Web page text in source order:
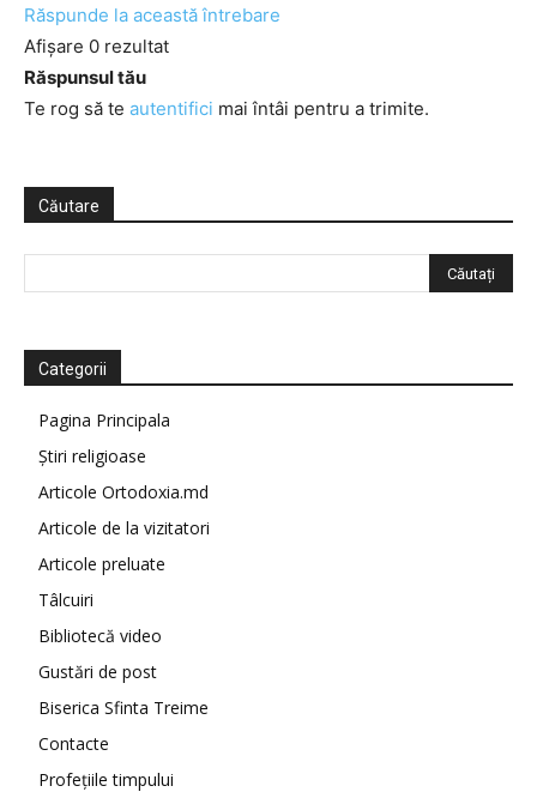
Răspunde la această întrebare
Afișare 0 rezultat
Răspunsul tău
Te rog să te autentifici mai întâi pentru a trimite.
Căutare
Categorii
Pagina Principala
Știri religioase
Articole Ortodoxia.md
Articole de la vizitatori
Articole preluate
Tâlcuiri
Bibliotecă video
Gustări de post
Biserica Sfinta Treime
Contacte
Profețiile timpului